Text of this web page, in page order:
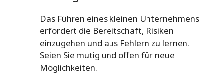
Das Führen eines kleinen Unternehmens
erfordert die Bereitschaft, Risiken
einzugehen und aus Fehlern zu lernen.
Seien Sie mutig und offen für neue
Möglichkeiten.